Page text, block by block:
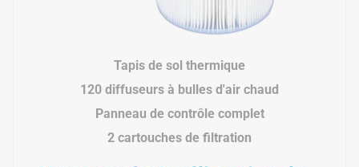
Tapis de sol thermique
120 diffuseurs à bulles d'air chaud
Panneau de contrôle complet
2 cartouches de filtration